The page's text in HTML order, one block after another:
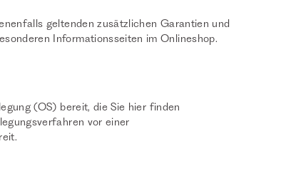
geltenden zusätzlichen Garantien und
Informationsseiten im Onlineshop.
(OS) bereit, die Sie hier finden
vor einer